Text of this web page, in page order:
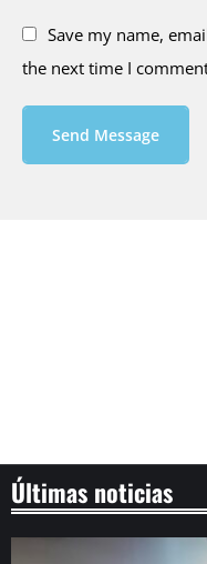
Save my name,
the next time I
Send Message
Últimas noticias